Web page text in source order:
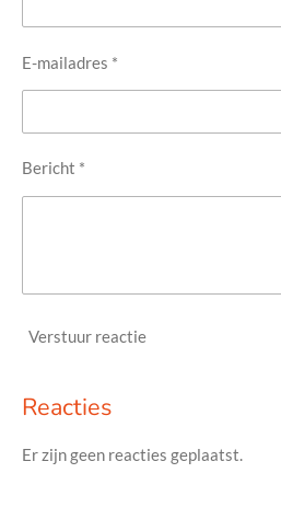
E-mailadres *
Bericht *
Verstuur reactie
Reacties
Er zijn geen reacties geplaatst.